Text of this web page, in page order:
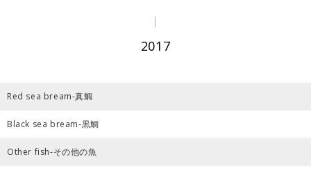
2017
Red sea bream-真鯛
Black sea bream-黒鯛
Other fish-その他の魚